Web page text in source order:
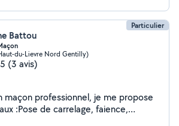
Particulier
Battou
du-Lievre Nord Gentilly)
(3 avis)
maçon professionnel, je me propose
:Pose de carrelage, faience,